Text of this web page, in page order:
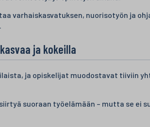
varhaiskasvatuksen, nuorisotyön ja
ja kokeilla
ja opiskelijat muodostavat tiiviin
suoraan työelämään – mutta se ei